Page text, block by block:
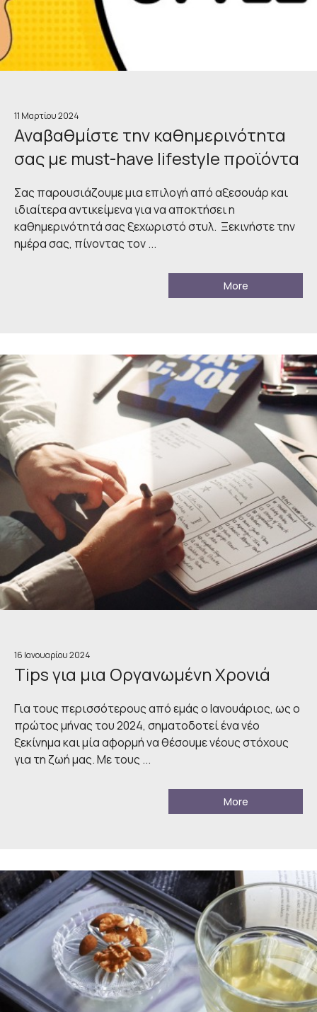
11 Μαρτίου 2024
Αναβαθμίστε την καθημερινότητα
σας με must-have lifestyle προϊόντα
Σας παρουσιάζουμε μια επιλογή από αξεσουάρ και
ιδιαίτερα αντικείμενα για να αποκτήσει η
καθημερινότητά σας ξεχωριστό στυλ. Ξεκινήστε την
ημέρα σας, πίνοντας τον ...
More
16 Ιανουαρίου 2024
Tips για μια Οργανωμένη Χρονιά
Για τους περισσότερους από εμάς ο Ιανουάριος, ως ο
πρώτος μήνας του 2024, σηματοδοτεί ένα νέο
ξεκίνημα και μία αφορμή να θέσουμε νέους στόχους
για τη ζωή μας. Με τους ...
More